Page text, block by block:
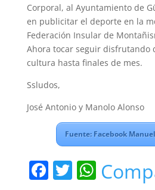
Corporal, al Ayuntamiento de
en publicitar el deporte en la
Federación Insular de
Ahora tocar seguir disfrutando
cultura hasta finales de mes.
Ssludos,
José Antonio y Manolo Alonso
Fuente: Facebook
F T W